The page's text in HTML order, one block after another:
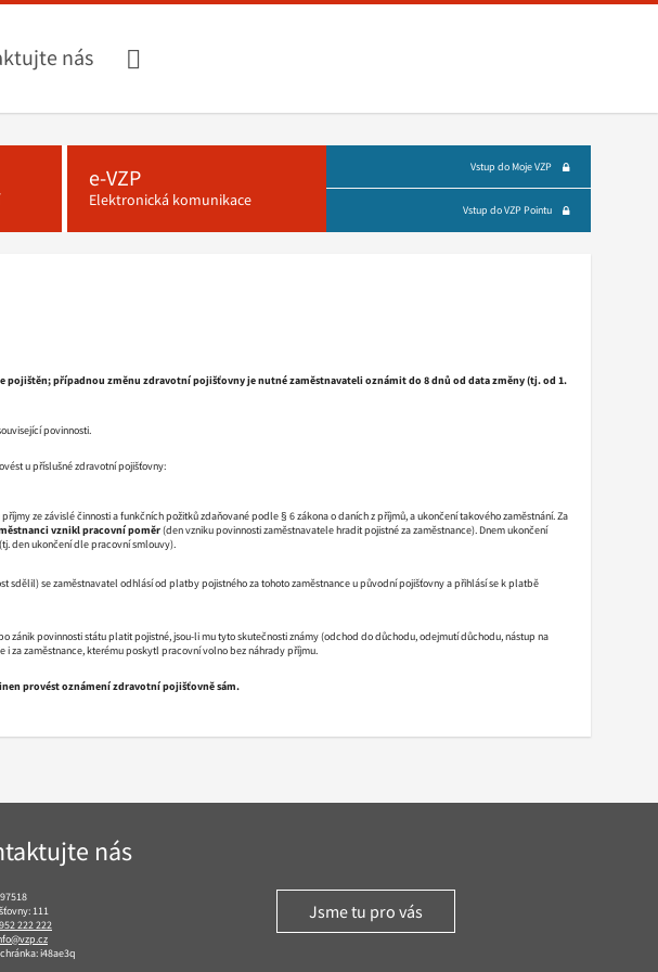
nás
e-VZP
Elektronická komunikace
Vstup do Moje VZP
Vstup do VZP Pointu
pojištěn; případnou změnu zdravotní pojišťovny je nutné zaměstnavateli oznámitdo 8 dnů od data změny (tj. od 1.
povinnosti.
u příslušné zdravotní pojišťovny:
ze závislé činnosti a funkčních požitků zdaňované podle § 6 zákona o daních z příjmů, a ukončení takového zaměstnání. Za
vznikl pracovní poměr(den vzniku povinnosti zaměstnavatele hradit pojistné za zaměstnance). Dnem ukončení
den ukončení dle pracovní smlouvy).
sdělil) se zaměstnavatel odhlásí od platby pojistného za tohoto zaměstnance u původní pojišťovny a přihlásí se k platbě
zánik povinnosti státu platit pojistné, jsou-li mu tyto skutečnosti známy (odchod do důchodu, odejmutí důchodu, nástup na
za zaměstnance, kterému poskytl pracovní volno bez náhrady příjmu.
provést oznámení zdravotní pojišťovně sám.
nás
111
952 222 222
i48ae3q
Jsme tu pro vás